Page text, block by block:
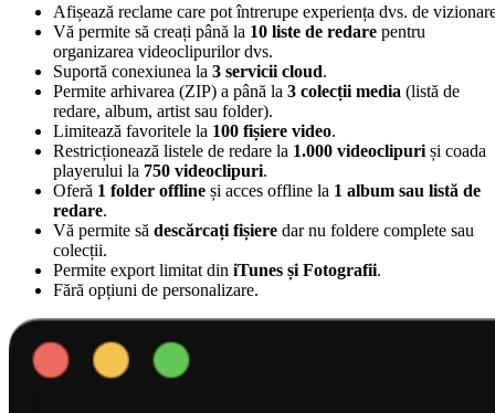
Afișează reclame care pot întrerupe experiența dvs. de
Vă permite să creați până la 10 liste de redare pentru
organizarea videoclipurilor dvs.
Suportă conexiunea la 3 servicii cloud.
Permite arhivarea (ZIP) a până la 3 colecții media (listă de
redare, album, artist sau folder).
Limitează favoritele la 100 fișiere video.
Restricționează listele de redare la 1.000 videoclipuri și coada
playerului la 750 videoclipuri.
Oferă 1 folder offline și acces offline la 1 album sau listă de
redare.
Vă permite să descărcați fișiere dar nu foldere complete sau
colecții.
Permite export limitat din iTunes și Fotografii.
Fără opțiuni de personalizare.